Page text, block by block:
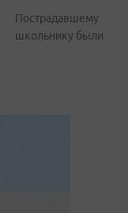
Пострадавшему
школьнику были